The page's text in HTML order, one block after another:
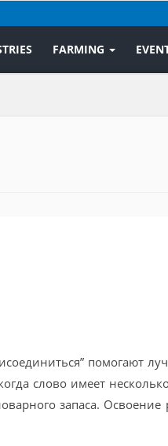
FARMING
помогают
слово имеет
запаса. Освоение